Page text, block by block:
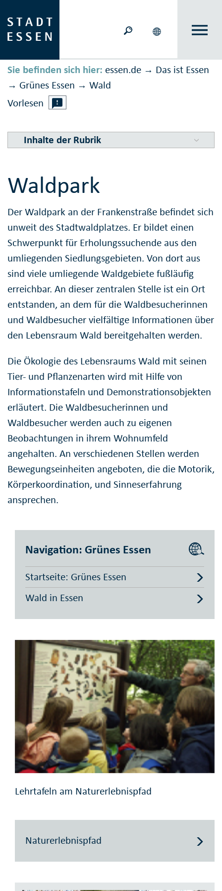
Sie befinden sich hier: essen.de → Das ist Essen
→ Grünes Essen → Wald
Vorlesen
Inhalte der Rubrik
Waldpark
Der Waldpark an der Frankenstraße befindet sich
unweit des Stadtwaldplatzes. Er bildet einen
Schwerpunkt für Erholungssuchende aus den
umliegenden Siedlungsgebieten. Von dort aus
sind viele umliegende Waldgebiete fußläufig
erreichbar. An dieser zentralen Stelle ist ein Ort
entstanden, an dem für die Waldbesucherinnen
und Waldbesucher vielfältige Informationen über
den Lebensraum Wald bereitgehalten werden.
Die Ökologie des Lebensraums Wald mit seinen
Tier- und Pflanzenarten wird mit Hilfe von
Informationstafeln und Demonstrationsobjekten
erläutert. Die Waldbesucherinnen und
Waldbesucher werden auch zu eigenen
Beobachtungen in ihrem Wohnumfeld
angehalten. An verschiedenen Stellen werden
Bewegungseinheiten angeboten, die die Motorik,
Körperkoordination, und Sinneserfahrung
ansprechen.
Navigation: Grünes Essen
Startseite: Grünes Essen
Wald in Essen
Lehrtafeln am Naturerlebnispfad
Naturerlebnispfad